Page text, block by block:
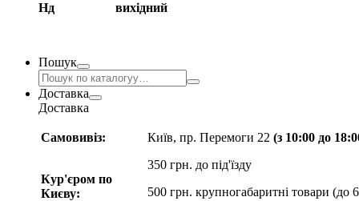
Нд вихідний
Пошук
Доставка
Доставка
Самовивіз:
Кур'єром по
Києву:
Київ, пр. Перемоги 22 (з 10:00 до
350 грн. до під'їзду
500 грн. крупногабаритні товари (до